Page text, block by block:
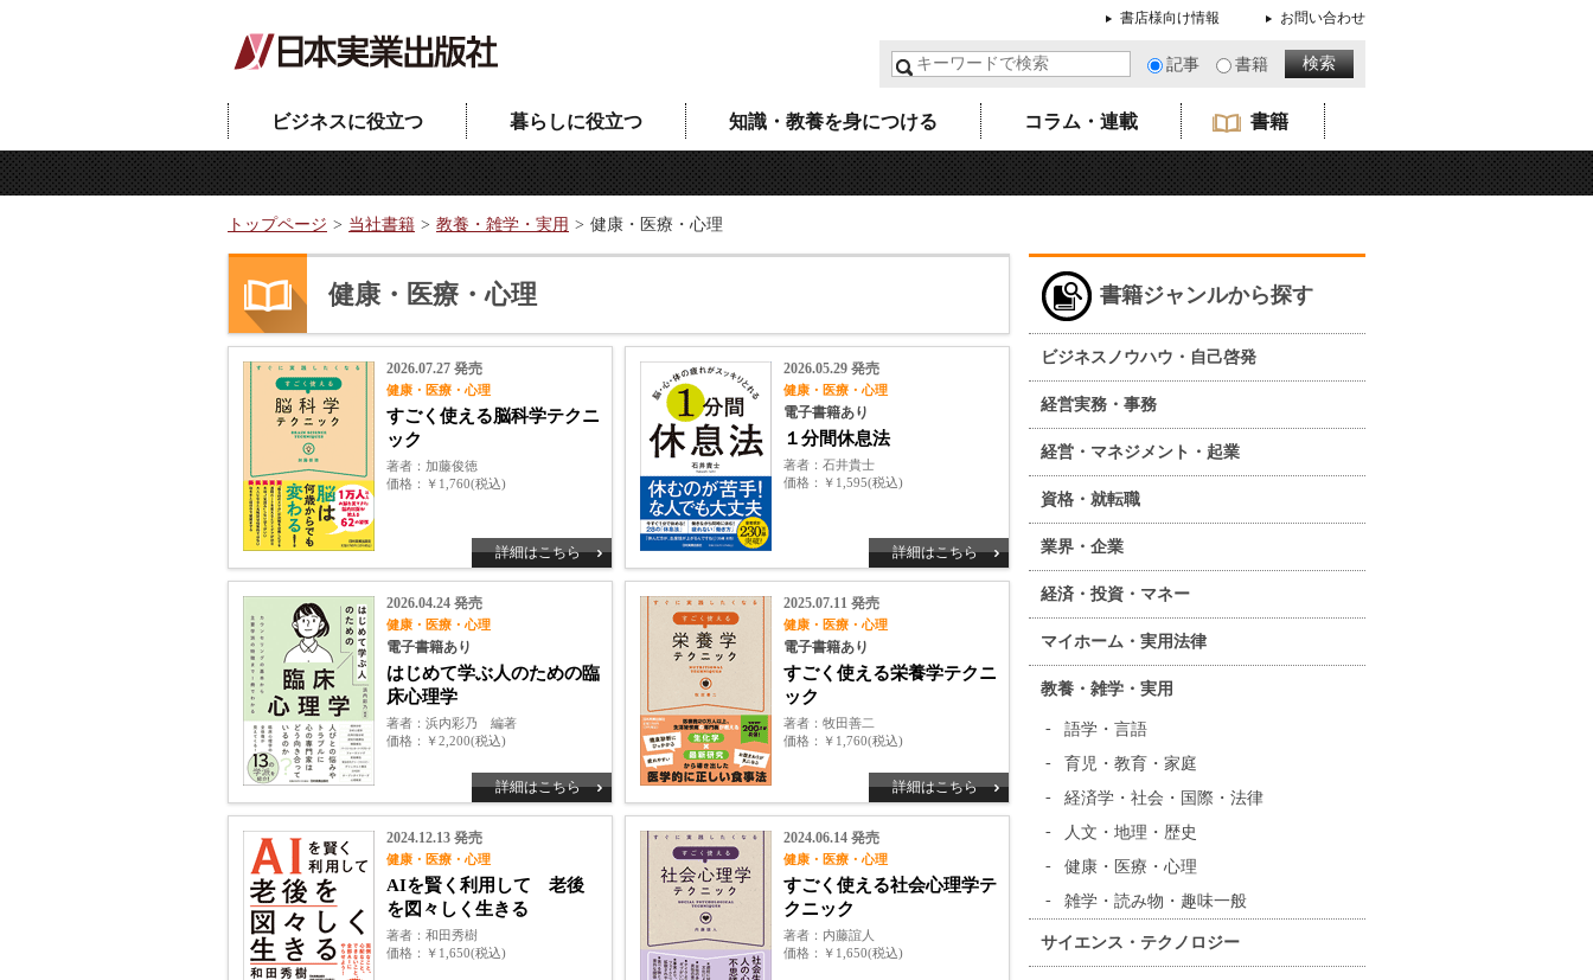
書店様向け情報 お問い合わせ
記事 書籍
ビジネスに役立つ 暮らしに役立つ 知識・教養を身につける コラム・連載 書籍
トップページ 当社書籍 教養・雑学・実用 健康・医療・心理
健康・医療・心理
2026.07.27 発売
健康・医療・心理
すごく使える脳科学テクニ
ック
著者
加藤俊徳
価格
￥1,760(税込)
詳細はこちら
2026.05.29 発売
健康・医療・心理
電子書籍あり
１分間休息法
著者
石井貴士
価格
￥1,595(税込)
詳細はこちら
2026.04.24 発売
健康・医療・心理
電子書籍あり
はじめて学ぶ人のための臨
床心理学
著者
浜内彩乃 編著
価格
￥2,200(税込)
詳細はこちら
2025.07.11 発売
健康・医療・心理
電子書籍あり
すごく使える栄養学テクニ
ック
著者
牧田善二
価格
￥1,760(税込)
詳細はこちら
2024.12.13 発売
健康・医療・心理
AIを賢く利用して 老後
を図々しく生きる
著者
和田秀樹
価格
￥1,650(税込)
2024.06.14 発売
健康・医療・心理
すごく使える社会心理学テ
クニック
著者
内藤誼人
価格
￥1,650(税込)
書籍ジャンルから探す
ビジネスノウハウ・自己啓発
経営実務・事務
経営・マネジメント・起業
資格・就転職
業界・企業
経済・投資・マネー
マイホーム・実用法律
教養・雑学・実用
語学・言語
育児・教育・家庭
経済学・社会・国際・法律
人文・地理・歴史
健康・医療・心理
雑学・読み物・趣味一般
サイエンス・テクノロジー